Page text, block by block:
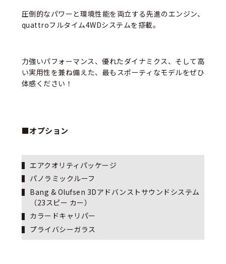
圧倒的なパワーと環境性能を両立する先進のエンジン、
quattroフルタイム4WDシステムを搭載。
力強いパフォーマンス、優れたダイナミクス、そして高
い実用性を兼ね備えた、最もスポーティなモデルをぜひ
体感ください！
■オプション
エアクオリティパッケージ
パノラミックルーフ
Bang & Olufsen 3Dアドバンストサウンドシステム
（23スピー カー）
カラードキャリパー
プライバシーガラス